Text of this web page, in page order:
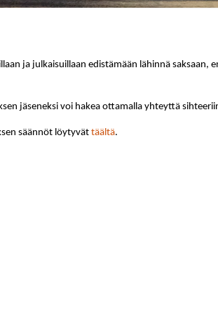
ja julkaisuillaan edistämään lähinnä saksaan,
jäseneksi voi hakea ottamalla yhteyttä
säännöt löytyvät täältä.